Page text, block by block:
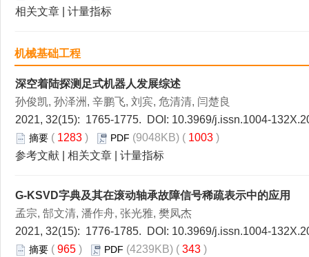
相关文章
计量指标
机械基础工程
深空着陆探测足式机器人发展综述
孙俊凯, 孙泽洲, 辛鹏飞, 刘宾, 危清清, 闫楚良
2021, 32(15): 1765-1775. DOI: 10.3969/j.issn.1004-
摘要 ( 1283 ) PDF (9048KB) ( 1003 )
参考文献
相关文章 计量指标
G-KSVD字典及其在滚动轴承故障信号稀疏表示中的应用
孟宗, 郜文清, 潘作舟, 张光雅, 樊凤杰
2021, 32(15): 1776-1785. DOI: 10.3969/j.issn.1004-
摘要 ( 965 ) PDF (4239KB) ( 343 )